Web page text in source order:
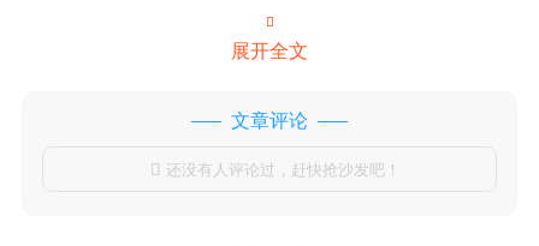

展开全文
文章评论
 还没有人评论过，赶快抢沙发吧！